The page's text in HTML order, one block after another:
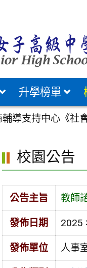
升學榜單
導支持中心《社
校園公告
公告主旨 教師
發佈日期 2025
發佈單位 人事